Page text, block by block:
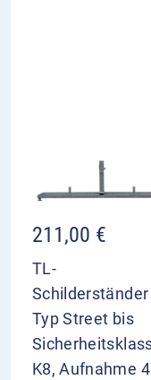
211,00 €
TL-
Schilderständer
Typ Street bis
K8, Aufnahme